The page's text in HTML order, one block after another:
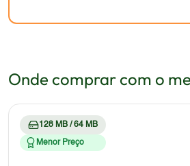
Onde comprar com o
128 MB / 64 MB
Menor Preço